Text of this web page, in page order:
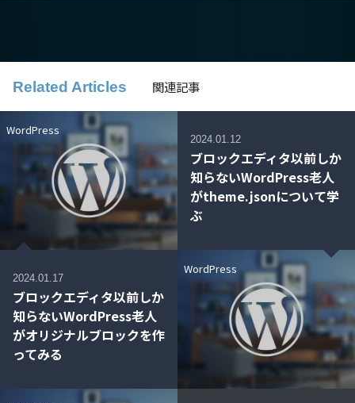
Related Articles 関連記事
WordPress
2024.01.17
ブロックエディタ以前しか
知らないWordPress老人
がオリジナルブロックを作
ってみる
WordPress
2024.01.12
ブロックエディタ以前しか
知らないWordPress老人
がtheme.jsonについて学
ぶ